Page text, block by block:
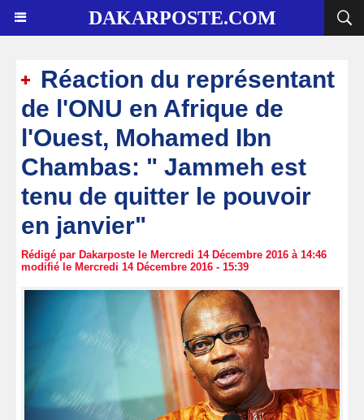
DAKARPOSTE.COM
Réaction du représentant
de l'ONU en Afrique de
l'Ouest, Mohamed Ibn
Chambas: " Jammeh est
tenu de quitter le pouvoir
en janvier"
Rédigé par Dakarposte le Mercredi 14 Décembre 2016 à 14:46
modifié le Mercredi 14 Décembre 2016 - 15:39